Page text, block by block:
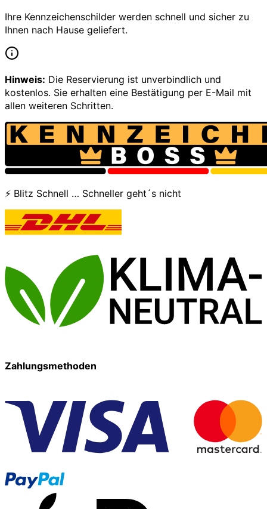
Ihre Kennzeichenschilder werden schnell und sicher zu
Ihnen nach Hause geliefert.
Hinweis: Die Reservierung ist unverbindlich und
kostenlos. Sie erhalten eine Bestätigung per E-Mail mit
allen weiteren Schritten.
⚡ Blitz Schnell … Schneller geht´s nicht
Zahlungsmethoden